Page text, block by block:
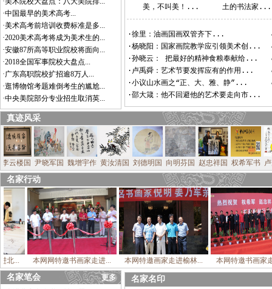
·中国最早的美术高考...
·美术高考前培训收费标准是多...
·2020美术高考将成为美术生的...
·安徽87所高等职业院校将面向...
·2018全国军事院校大盘点...
·广东高职院校扩招逾8万人...
·逛博物馆考题难倒考生的尴尬...
·中央美院部分专业招生取消英...
美，不叫美！...
土的书法家...
·徐里：油画国画双管齐下...
·杨晓阳：国家画院教学应引领美术创...
·孙晓云： 把最好的精神食粮奉献给...
·卢禹舜：艺术节要发挥应有的作用...
·小议山水画之“正、大、雅、静”...
·邵大箴：他不回避他的艺术要走向市...
真迹风采
国 李云楼国 尹晓军国 魏增宇作 黄汝清国 刘德明国 向明芬国 赵忠祥国 权希军书
名家行动
进北... 本网网特邀书画家走进... 本网特邀画家走进榆林...
本网特邀书
更多
名家笔会 名家名印